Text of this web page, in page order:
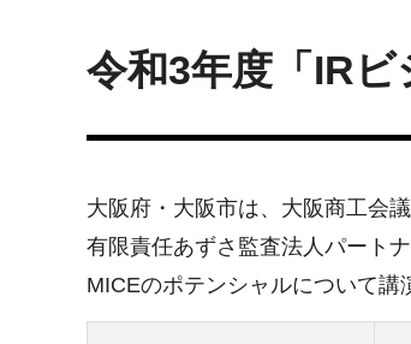
令和3年度「IR
大阪府・大阪市は、大阪商工会
有限責任あずさ監査法人パート
MICEのポテンシャルについて講